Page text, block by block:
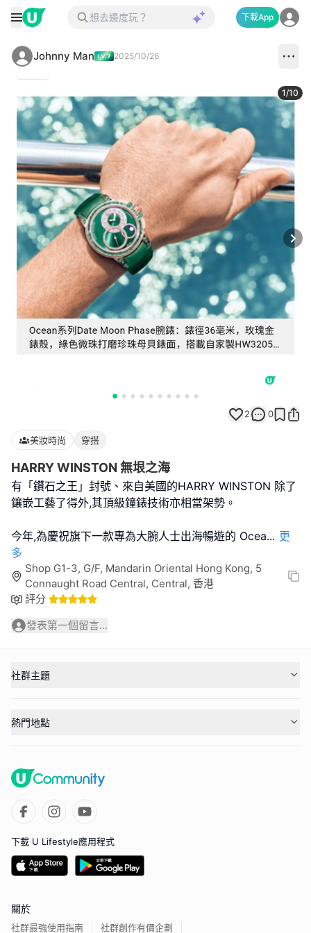
下載App
Johnny Man 2025/10/26
1/10
2 0
美妝時尚 穿搭
HARRY WINSTON 無垠之海
有「鑽石之王」封號、來自美國的HARRY WINSTON 除了
鑲嵌工藝了得外,其頂級鐘錶技術亦相當架勢。
今年,為慶祝旗下一款專為大腕人士出海暢遊的 Ocea... 更
多
Shop G1-3, G/F, Mandarin Oriental Hong Kong, 5
Connaught Road Central, Central, 香港
評分
發表第一個留言...
社群主題
熱門地點
下載 U Lifestyle應用程式
關於
社群最強使用指南 社群創作有價企劃